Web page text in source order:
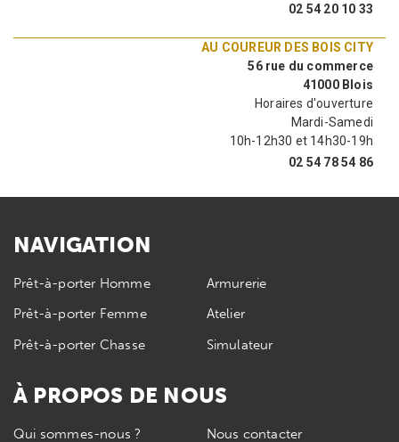
02 54 20 10 33
AU COUREUR DES BOIS CITY
56 rue du commerce
41000 Blois
Horaires d'ouverture
Mardi-Samedi
10h-12h30 et 14h30-19h
02 54 78 54 86
NAVIGATION
Prêt-à-porter Homme
Prêt-à-porter Femme
Prêt-à-porter Chasse
Armurerie
Atelier
Simulateur
À PROPOS DE NOUS
Qui sommes-nous ? Nous contacter